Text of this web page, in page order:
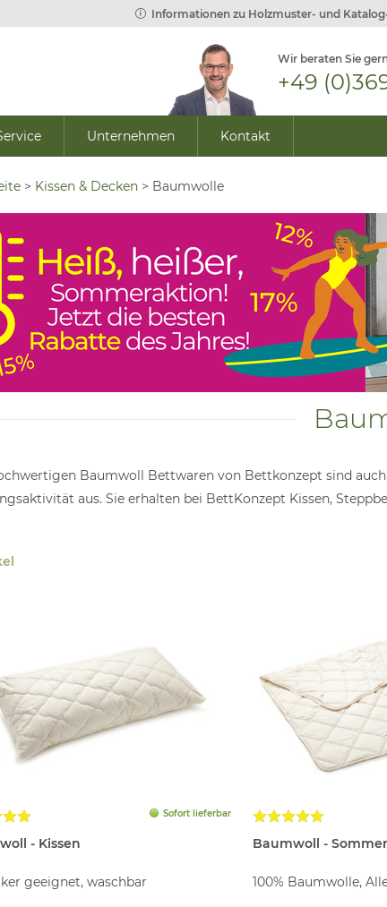
Informationen zu Holzmuster- und
Wir beraten Sie
+49
Unternehmen Kontakt
> Kissen & Decken > Baumwolle
Baumwoll Bettwaren von Bettkonzept sind
aus. Sie erhalten bei BettKonzept Kissen,
Sofort lieferbar
- Kissen
geeignet, waschbar
Baumwoll -
100% Baumwolle,